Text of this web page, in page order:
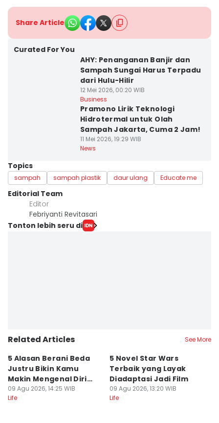
Share Article
Curated For You
AHY: Penanganan Banjir dan
Sampah Sungai Harus Terpadu
dari Hulu-Hilir
12 Mei 2026, 00:20 WIB
Business
Pramono Lirik Teknologi
Hidrotermal untuk Olah
Sampah Jakarta, Cuma 2 Jam!
11 Mei 2026, 19:29 WIB
News
Topics
sampah sampah plastik daur ulang Educate me
Editorial Team
Editor
Febriyanti Revitasari
Tonton lebih seru di
Related Articles See More
5 Alasan Berani Beda
Justru Bikin Kamu
Makin Mengenal Diri
Sendiri
09 Agu 2026, 14:25 WIB
Life
5 Novel Star Wars
Terbaik yang Layak
Diadaptasi Jadi Film
09 Agu 2026, 13:20 WIB
Life